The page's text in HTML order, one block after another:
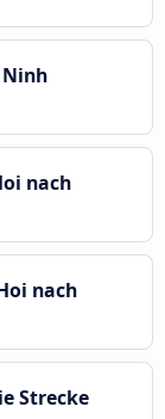
nach
nach
Strecke